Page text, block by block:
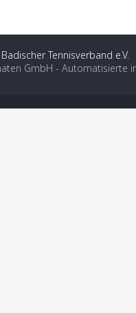
Tennisverband e.V.
GmbH - Automatisierte